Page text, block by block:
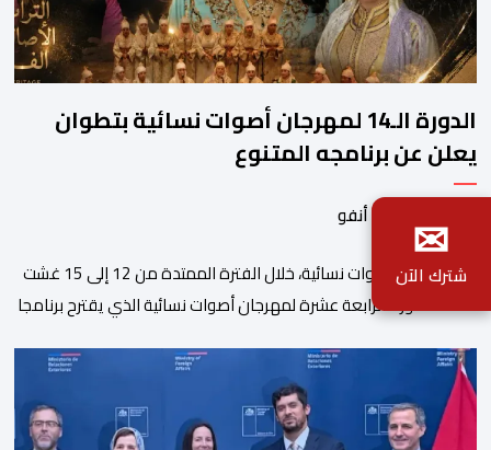
الدورة الـ14 لمهرجان أصوات نسائية بتطوان
يعلن عن برنامجه المتنوع
بواسطة أحداث. أنفو
تنظم جمعية أصوات نسائية، خلال الفترة الممتدة من 12 إلى 15 غشت
2026، الدورة الرابعة عشرة لمهرجان أصوات نسائية الذي يقترح برنامجا
الاجتماعية والتضامنية والإنسانية. ووفق بلاغ للمنظمين، تقترح هذه
الدورة، التي تنظم تحت الرعاية السامية لصاحب الجلالة الملك محمد
السادس، تحت شعار “سيدات البحر الأبيض المتوسط، […]
✉
شترك الآن